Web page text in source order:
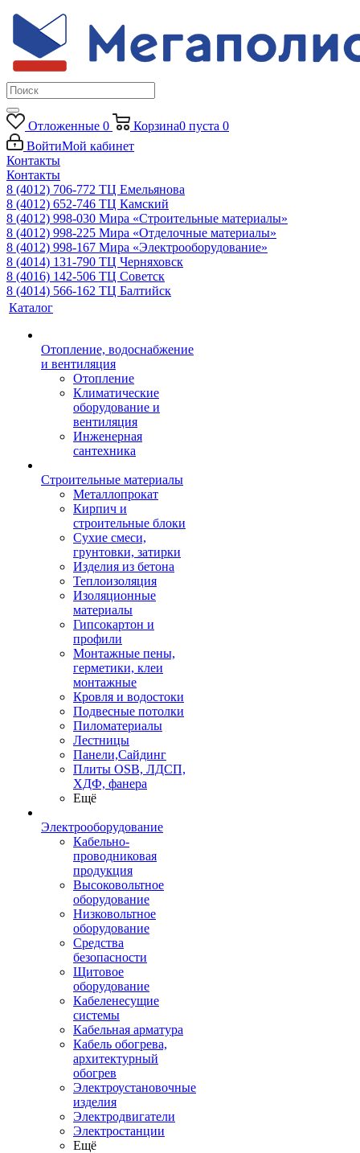
Отложенные 0 Корзина0 пуста 0
ВойтиМой кабинет
Контакты
Контакты
8 (4012) 706-772 ТЦ Емельянова
8 (4012) 652-746 ТЦ Камский
8 (4012) 998-030 Мира «Строительные материалы»
8 (4012) 998-225 Мира «Отделочные материалы»
8 (4012) 998-167 Мира «Электрооборудование»
8 (4014) 131-790 ТЦ Черняховск
8 (4016) 142-506 ТЦ Советск
8 (4014) 566-162 ТЦ Балтийск
Каталог
Отопление, водоснабжение
и вентиляция
Отопление
Климатические
оборудование и
вентиляция
Инженерная
сантехника
Строительные материалы
Металлопрокат
Кирпич и
строительные блоки
Сухие смеси,
грунтовки, затирки
Изделия из бетона
Теплоизоляция
Изоляционные
материалы
Гипсокартон и
профили
Монтажные пены,
герметики, клеи
монтажные
Кровля и водостоки
Подвесные потолки
Пиломатериалы
Лестницы
Панели,Сайдинг
Плиты OSB, ЛДСП,
ХДФ, фанера
Ещё
Электрооборудование
Кабельно-
проводниковая
продукция
Высоковольтное
оборудование
Низковольтное
оборудование
Средства
безопасности
Щитовое
оборудование
Кабеленесущие
системы
Кабельная арматура
Кабель обогрева,
архитектурный
обогрев
Электроустановочные
изделия
Электродвигатели
Электростанции
Ещё